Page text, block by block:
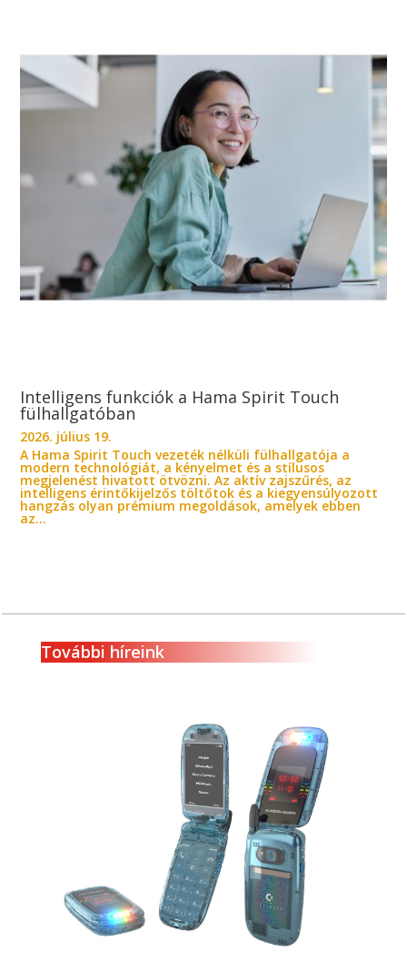
Intelligens funkciók a Hama Spirit Touch
fülhallgatóban
2026. július 19.
A Hama Spirit Touch vezeték nélküli fülhallgatója a
modern technológiát, a kényelmet és a stílusos
megjelenést hivatott ötvözni. Az aktív zajszűrés, az
intelligens érintőkijelzős töltőtok és a kiegyensúlyozott
hangzás olyan prémium megoldások, amelyek ebben
az...
További híreink